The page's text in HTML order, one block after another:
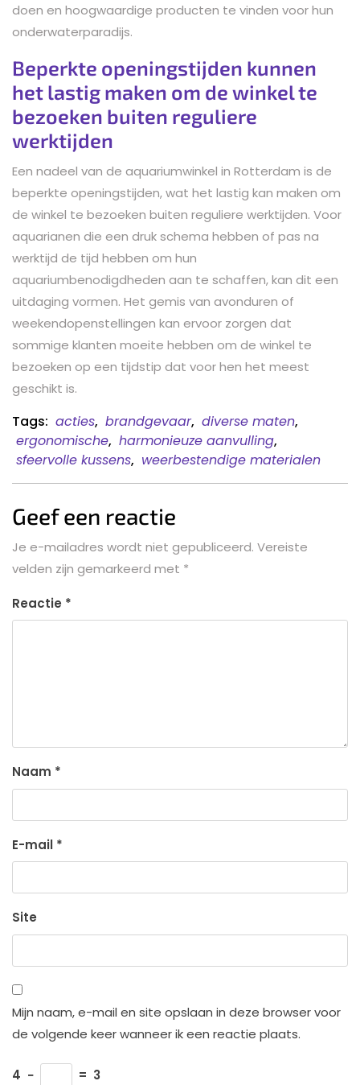
doen en hoogwaardige producten te vinden voor hun
onderwaterparadijs.
Beperkte openingstijden kunnen
het lastig maken om de winkel te
bezoeken buiten reguliere
werktijden
Een nadeel van de aquariumwinkel in Rotterdam is de
beperkte openingstijden, wat het lastig kan maken om
de winkel te bezoeken buiten reguliere werktijden. Voor
aquarianen die een druk schema hebben of pas na
werktijd de tijd hebben om hun
aquariumbenodigdheden aan te schaffen, kan dit een
uitdaging vormen. Het gemis van avonduren of
weekendopenstellingen kan ervoor zorgen dat
sommige klanten moeite hebben om de winkel te
bezoeken op een tijdstip dat voor hen het meest
geschikt is.
Tags: acties, brandgevaar, diverse maten,
ergonomische, harmonieuze aanvulling,
sfeervolle kussens, weerbestendige materialen
Geef een reactie
Je e-mailadres wordt niet gepubliceerd. Vereiste
velden zijn gemarkeerd met *
Reactie *
Naam *
E-mail *
Site
Mijn naam, e-mail en site opslaan in deze browser voor
de volgende keer wanneer ik een reactie plaats.
4 − = 3